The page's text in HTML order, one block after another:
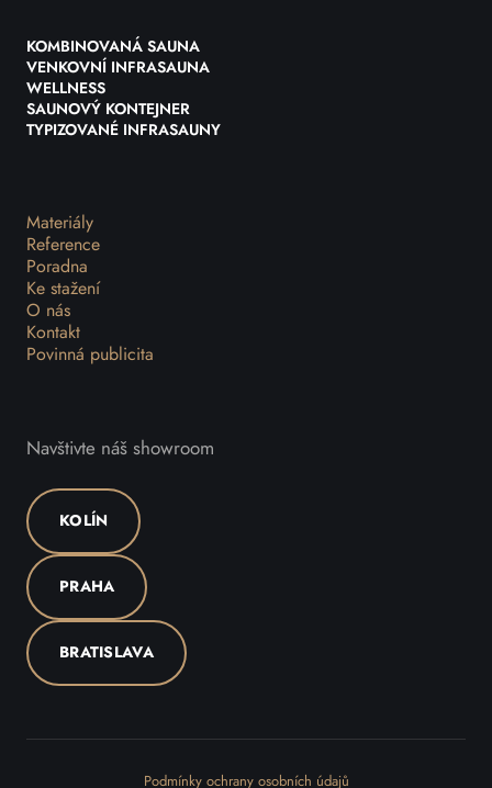
KOMBINOVANÁ SAUNA
VENKOVNÍ INFRASAUNA
WELLNESS
SAUNOVÝ KONTEJNER
TYPIZOVANÉ INFRASAUNY
Materiály
Reference
Poradna
Ke stažení
O nás
Kontakt
Povinná publicita
Navštivte náš showroom
KOLÍN
PRAHA
BRATISLAVA
Podmínky ochrany osobních údajů